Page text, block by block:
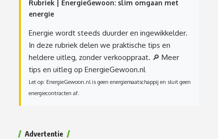
Rubriek | EnergieGewoon: slim omgaan met
energie
Energie wordt steeds duurder en ingewikkelder.
In deze rubriek delen we praktische tips en
heldere uitleg, zonder verkooppraat. 🔎 Meer
tips en uitleg op EnergieGewoon.nl
Let op: EnergieGewoon.nl is geen energiemaatschappij en sluit geen
energiecontracten af.
Advertentie